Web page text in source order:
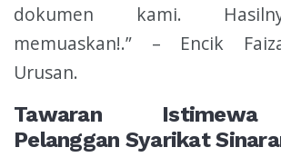
dokumen kami.
memuaskan!.” – Encik
Urusan.
Tawaran
Pelanggan Syarikat